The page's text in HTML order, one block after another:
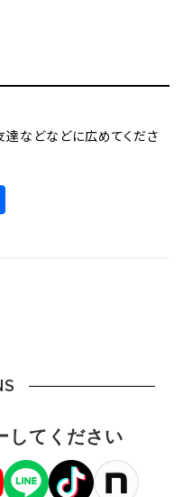
達などなどに広めてくださ
してください